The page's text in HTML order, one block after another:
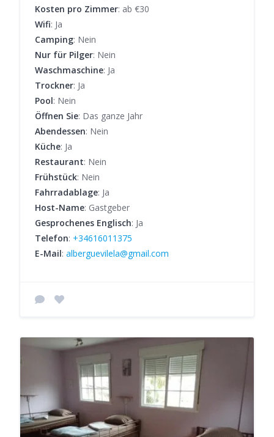
Kosten pro Zimmer: ab €30
Wifi: Ja
Camping: Nein
Nur für Pilger: Nein
Waschmaschine: Ja
Trockner: Ja
Pool: Nein
Öffnen Sie: Das ganze Jahr
Abendessen: Nein
Küche: Ja
Restaurant: Nein
Frühstück: Nein
Fahrradablage: Ja
Host-Name: Gastgeber
Gesprochenes Englisch: Ja
Telefon: +34616011375
E-Mail: alberguevilela@gmail.com